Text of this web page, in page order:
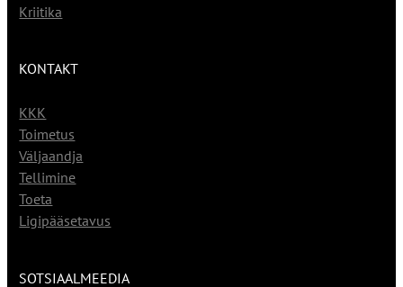
Kriitika
KONTAKT
KKK
Toimetus
Väljaandja
Tellimine
Toeta
Ligipääsetavus
SOTSIAALMEEDIA